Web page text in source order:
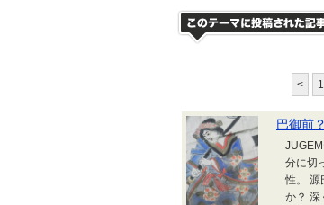
< 1
巴御前
分に切
性。 源
か？ 深